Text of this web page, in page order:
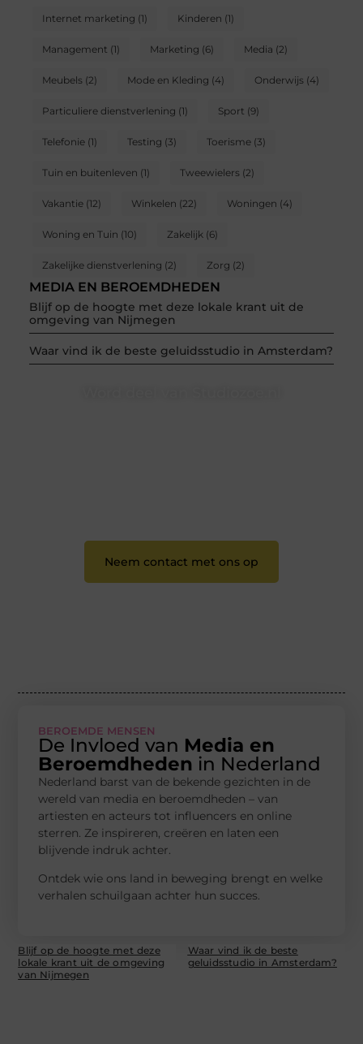
Internet marketing (1) Kinderen (1)
Management (1) Marketing (6) Media (2)
Meubels(2) Mode en Kleding (4) Onderwijs(4)
Particuliere dienstverlening (1) Sport (9)
Telefonie(1) Testing (3) Toerisme(3)
Tuin en buitenleven (1) Tweewielers(2)
Vakantie(12) Winkelen (22) Woningen (4)
Woning en Tuin (10) Zakelijk (6)
Zakelijke dienstverlening (2) Zorg (2)
MEDIA EN BEROEMDHEDEN
Blijf op de hoogte met deze lokale krant uit de
omgeving van Nijmegen
Waar vind ik de beste geluidsstudio in Amsterdam?
Neem contact met ons op
BEROEMDE MENSEN
De Invloed van Media en
Beroemdheden in Nederland
Nederland barst van de bekende gezichten in de
wereld van media en beroemdheden – van
artiesten en acteurs tot influencers en online
sterren. Ze inspireren, creëren en laten een
blijvende indruk achter.
Ontdek wie ons land in beweging brengt en welke
verhalen schuilgaan achter hun succes.
Blijf op de hoogte met deze
lokale krant uit de omgeving
van Nijmegen
Waar vind ik de beste
geluidsstudio in Amsterdam?